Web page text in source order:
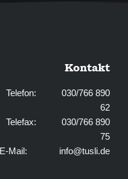
Kontakt
Telefon: 030/766 890
62
Telefax: 030/766 890
75
E-Mail: info@tusli.de